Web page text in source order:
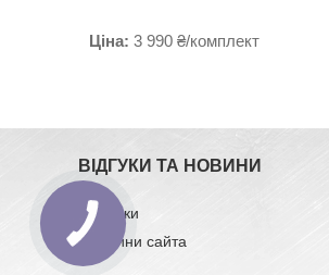
Ціна: 3 990 ₴/комплект
ВІДГУКИ ТА НОВИНИ
Відгуки
Новини сайта